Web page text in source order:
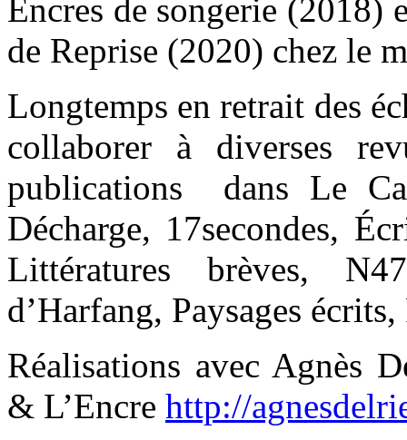
Encres de songerie (2018)
de Reprise (2020) chez le
Longtemps en retrait des
collaborer à diverses
publications dans Le
Décharge, 17secondes,
Littératures brèves,
d’Harfang, Paysages
Réalisations avec Agnès
& L’Encre http://